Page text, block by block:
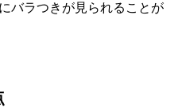
バラつきが見られることが